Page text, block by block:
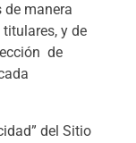
manera
y de
de
del Sitio